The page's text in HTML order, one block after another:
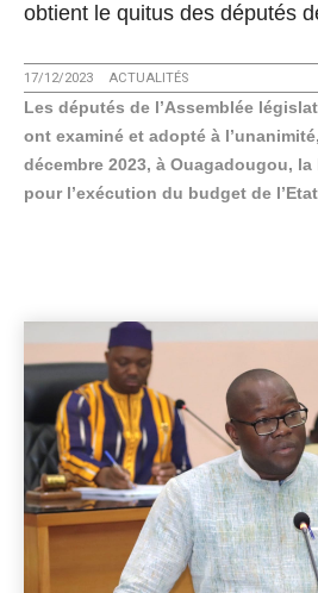
obtient le quitus des députés
17/12/2023 ACTUALITÉS
Les députés de l’Assemblée
ont examiné et adopté à
décembre 2023, à Ouagadougou,
pour l’exécution du budget de